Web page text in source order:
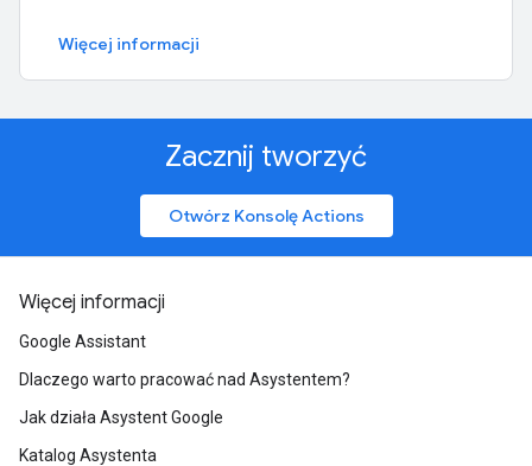
Więcej informacji
Zacznij tworzyć
Otwórz Konsolę Actions
Więcej informacji
Google Assistant
Dlaczego warto pracować nad Asystentem?
Jak działa Asystent Google
Katalog Asystenta